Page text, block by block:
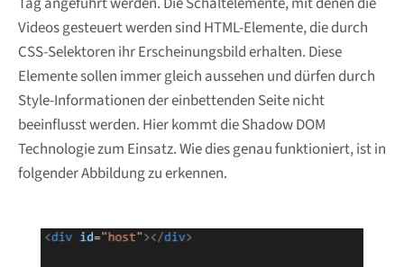
Videos gesteuert werden sind HTML-Elemente, die durch
CSS-Selektoren ihr Erscheinungsbild erhalten. Diese
Elemente sollen immer gleich aussehen und dürfen durch
Style-Informationen der einbettenden Seite nicht
beeinflusst werden. Hier kommt die Shadow DOM
Technologie zum Einsatz. Wie dies genau funktioniert, ist in
folgender Abbildung zu erkennen.